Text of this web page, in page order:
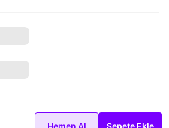
Hemen Al Sepete Ekle